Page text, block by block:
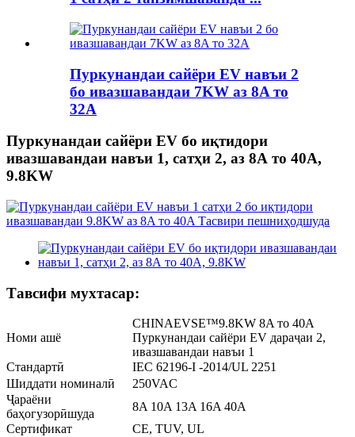
Пуркунандаи сайёри EV навъи 2
бо ивазшавандаи 7KW аз 8A то
32A
Пуркунандаи сайёри EV бо иқтидори
ивазшавандаи навъи 1, сатҳи 2, аз 8А то 40А,
9.8KW
Тавсифи мухтасар:
Номи ашё
CHINAEVSE™️9.8KW 8A то 40A
Пуркунандаи сайёри EV дараҷаи 2,
ивазшавандаи навъи 1
Стандартӣ
IEC 62196-I -2014/UL 2251
Шиддати номиналӣ
250VAC
Ҷараёни
баҳогузорӣшуда
8A 10A 13A 16A 40A
Сертификат
CE, TUV, UL